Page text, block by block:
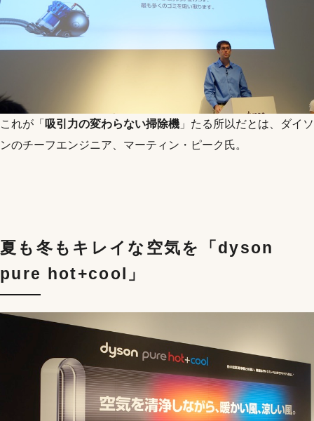
これが「 吸引力の変わらない掃除機 」たる所以だとは、ダイソ
ンのチーフエンジニア、マーティン・ピーク氏。
夏も冬もキレイな空気を「dyson
pure hot+cool」